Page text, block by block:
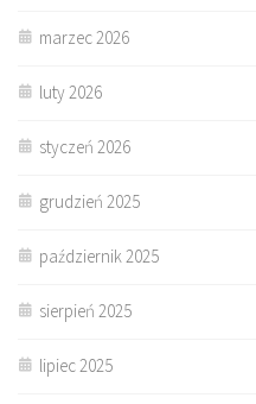
marzec 2026
luty 2026
styczeń 2026
grudzień 2025
październik 2025
sierpień 2025
lipiec 2025